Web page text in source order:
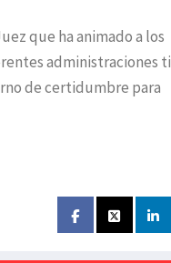
que ha animado a los
administraciones
de certidumbre para